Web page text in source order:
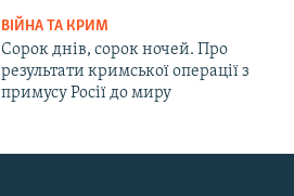
ВІЙНА ТА КРИМ
Сорок днів, сорок ночей. Про
результати кримської операції з
примусу Росії до миру